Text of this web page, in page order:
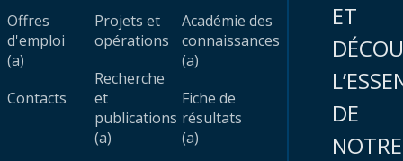
Offres
d'emploi
(a)
Contacts
Projets et
opérations
Recherche
et
publications
(a)
Académie des
connaissances
(a)
Fiche de
résultats
(a)
ET
DE
NOTRE